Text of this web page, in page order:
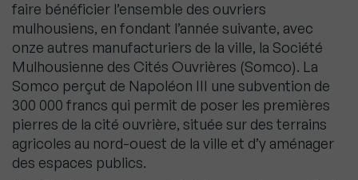
faire bénéficier l’ensemble des ouvriers
mulhousiens, en fondant l’année suivante, avec
onze autres manufacturiers de la ville, la Société
Mulhousienne des Cités Ouvrières (Somco). La
Somco perçut de Napoléon III une subvention de
300 000 francs qui permit de poser les premières
pierres de la cité ouvrière, située sur des terrains
agricoles au nord-ouest de la ville et d’y aménager
des espaces publics.